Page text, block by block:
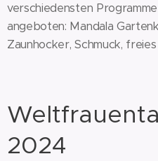
verschiedensten
angeboten: Mandala
Zaunhocker, Schmuck,
2024